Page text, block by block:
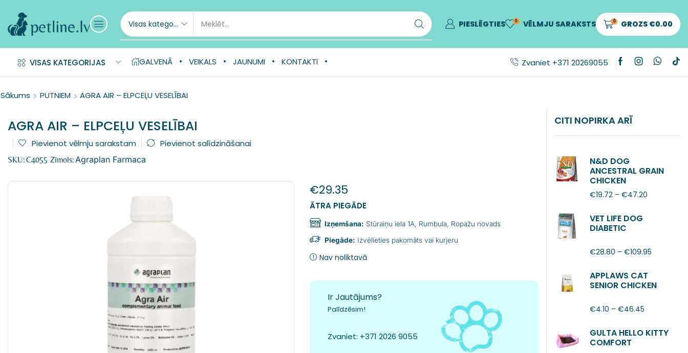
PIESLĒGTIES 0 VĒLMJU SARAKSTS 0 GROZS €0.00
VISAS KATEGORIJAS GALVENĀ VEIKALS JAUNUMI KONTAKTI Zvaniet +371 20269055
Sākums PUTNIEM AGRA AIR – ELPCEĻU VESELĪBAI
AGRA AIR – ELPCEĻU VESELĪBAI
Pievienot vēlmju sarakstam Pievienot salīdzināšanai
SKU:C4055 Zīmols:Agraplan Farmaca
€29.35
ĀTRA PIEGĀDE
Izņemšana: Stūraiņu iela 1A, Rumbula, Ropažu novads
Piegāde: Izvēlieties pakomāts vai kurjeru
Nav noliktavā
Ir Jautājums?
Palīdzēsim!
Zvaniet: +371 2026 9055
CITI NOPIRKA ARĪ
N&D DOG
ANCESTRAL GRAIN
CHICKEN
POMEGRANATE
ADULT MINI
€19.72 – €47.20
VET LIFE DOG
DIABETIC
€28.80 – €109.95
APPLAWS CAT
SENIOR CHICKEN
€4.10 – €46.45
GULTA HELLO KITTY
COMFORT